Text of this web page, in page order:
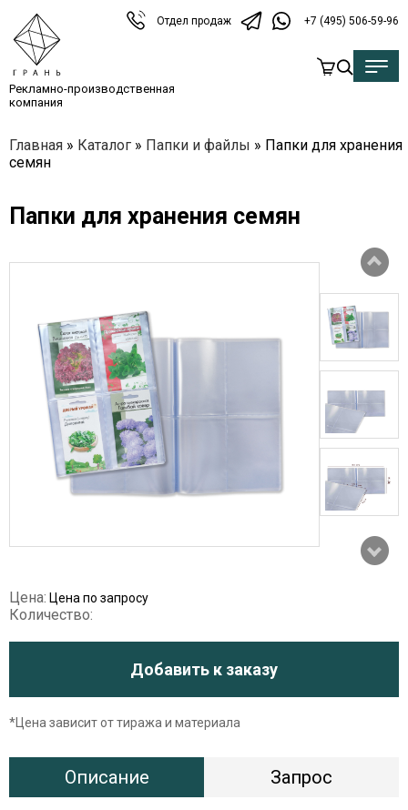
Отдел продаж +7 (495) 506-59-96
Рекламно-производственная
компания
Главная » Каталог » Папки и файлы » Папки для хранения
семян
Папки для хранения семян
Цена: Цена по запросу
Количество:
Добавить к заказу
*Цена зависит от тиража и материала
Описание Запрос